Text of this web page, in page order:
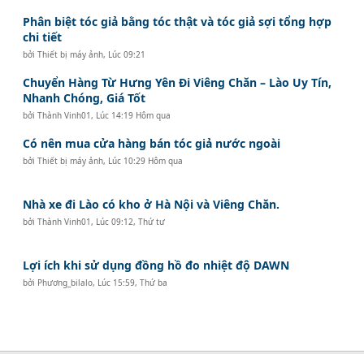
Phân biệt tóc giả bằng tóc thật và tóc giả sợi tổng hợp
chi tiết
bởiThiết bị máy ảnh, Lúc 09:21
Chuyển Hàng Từ Hưng Yên Đi Viêng Chăn – Lào Uy Tín,
Nhanh Chóng, Giá Tốt
bởiThành Vinh01 , Lúc 14:19 Hôm qua
Có nên mua cửa hàng bán tóc giả nước ngoài
bởiThiết bị máy ảnh, Lúc 10:29 Hôm qua
Nhà xe đi Lào có kho ở Hà Nội và Viêng Chăn.
bởiThành Vinh01 , Lúc 09:12, Thứ tư
Lợi ích khi sử dụng đồng hồ đo nhiệt độ DAWN
bởi Phương_bilalo, Lúc 15:59, Thứ ba